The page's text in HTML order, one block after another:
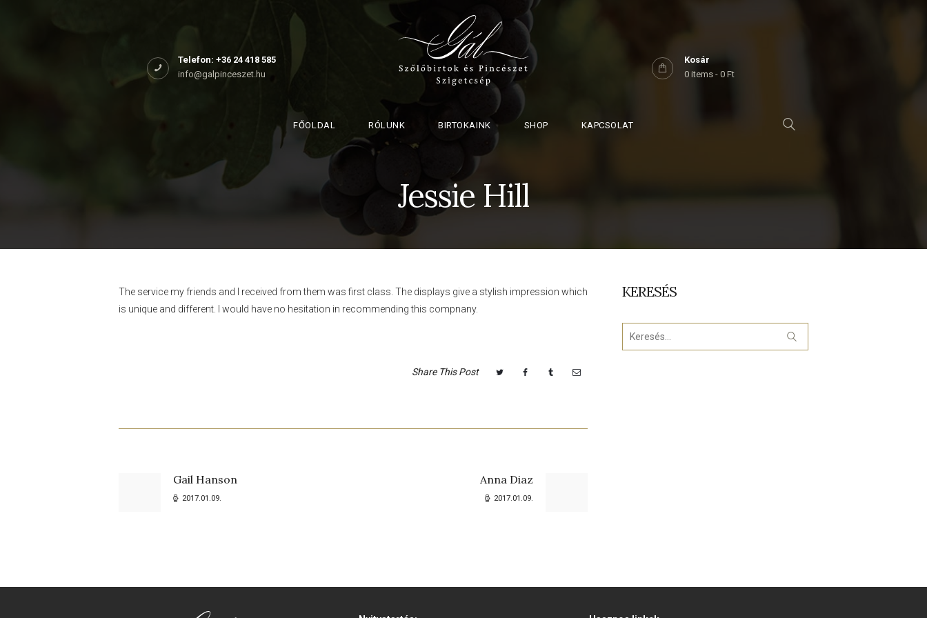
Telefon: +36 24 418 585
info@galpinceszet.hu
Kosár
0 items -0 Ft
FŐOLDAL RÓLUNK BIRTOKAINK SHOP KAPCSOLAT
Jessie Hill
The service my friends and I received from them was first class. The displays give a stylish impression which
is unique and different. I would have no hesitation in recommending this compnany.
Share This Post
NAVIGÁCIÓ
Previous
post:
Gail Hanson
2017.01.09.
Anna Diaz
2017.01.09.
KERESÉS
Keresés: